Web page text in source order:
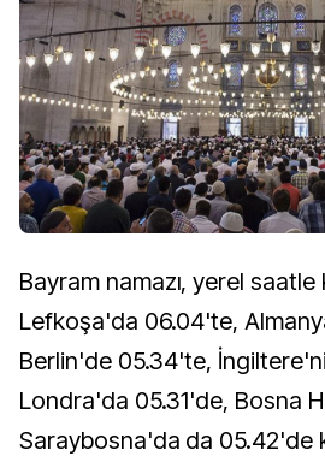
Bayram namazı, yerel
Lefkoşa'da 06.04'te,
Berlin'de 05.34'te,
Londra'da 05.31'de, Bosna
Saraybosna'da da 05.42'de